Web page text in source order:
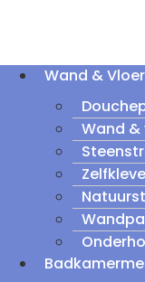
Wand & Vloer
Wand